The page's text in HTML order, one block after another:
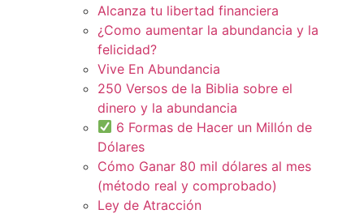
Alcanza tu libertad financiera
¿Como aumentar la abundancia y la
felicidad?
Vive En Abundancia
250 Versos de la Biblia sobre el
dinero y la abundancia
6 Formas de Hacer un Millón de
Dólares
Cómo Ganar 80 mil dólares al mes
(método real y comprobado)
Ley de Atracción